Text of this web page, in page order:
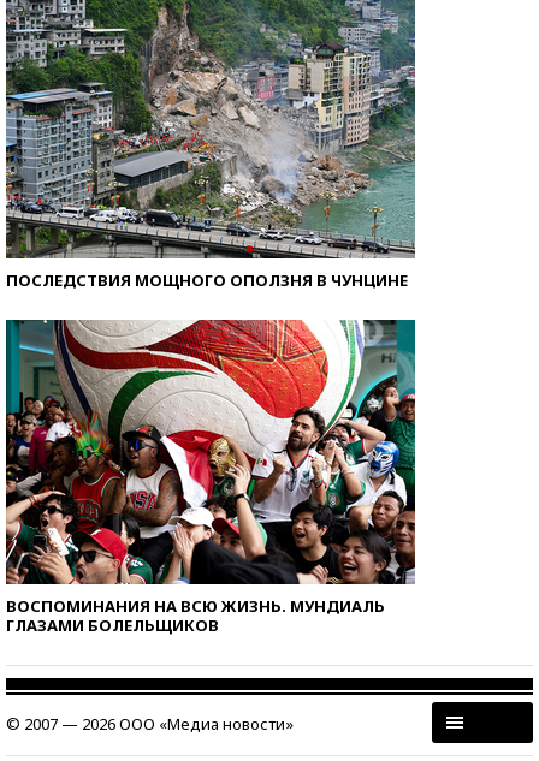
ПОСЛЕДСТВИЯ МОЩНОГО ОПОЛЗНЯ В ЧУНЦИНЕ
ВОСПОМИНАНИЯ НА ВСЮ ЖИЗНЬ. МУНДИАЛЬ
ГЛАЗАМИ БОЛЕЛЬЩИКОВ
© 2007 — 2026 ООО «Медиа новости»